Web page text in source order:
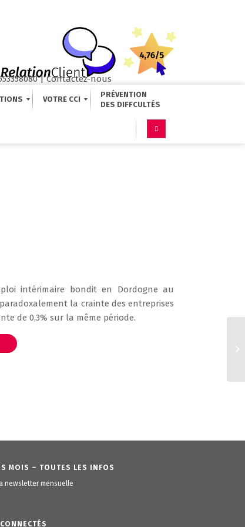
|Contactez-nous
VOTRE CCI
PRÉVENTION
intérimaire bondit en Dordogne au
la crainte des entreprises
de 0,3% sur la même période.
MOIS – TOUTES LES INFOS
newsletter mensuelle